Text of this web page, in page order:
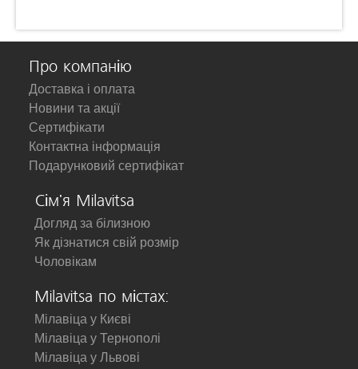
Про компанію
Доставка і оплата
Новини та акції
Сертифікати
Контактна інформація
Подарунковий сертифікат
Сім'я Milavitsa
Догляд за білизною
Як дізнатися свій розмір
Чоловікам
Milavitsa по містах:
Мілавіца у Києві
Мілавіца у Тернополі
Мілавіца у Львові